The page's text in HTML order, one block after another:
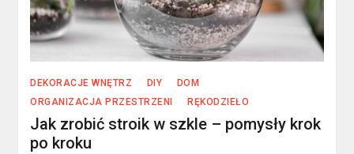
DEKORACJE WNĘTRZ DIY
DOM
ORGANIZACJA PRZESTRZENI
RĘKODZIEŁO
Jak zrobić stroik w szkle – pomysły krok
po kroku